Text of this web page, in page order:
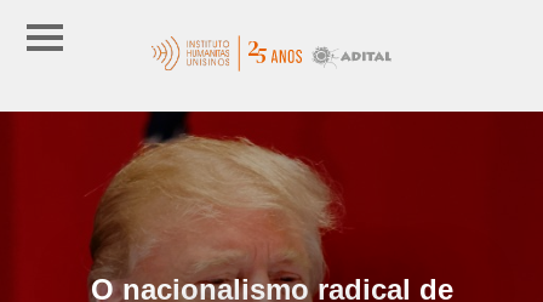
O nacionalismo radical de